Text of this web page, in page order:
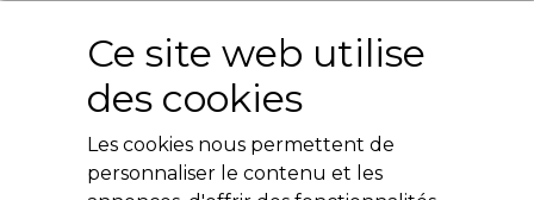
Ce site web utilise
des cookies
Les cookies nous permettent de
personnaliser le contenu et les
Nuit de la Bouinotte
Besoin d'aide ?
Livres numériques